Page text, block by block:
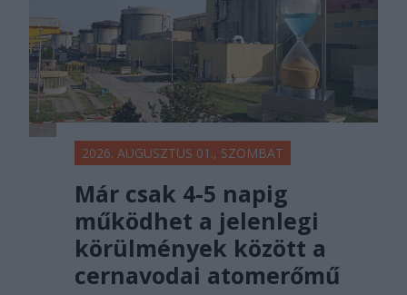
2026. AUGUSZTUS 01., SZOMBAT
Már csak 4-5 napig
működhet a jelenlegi
körülmények között a
cernavodai atomerőmű